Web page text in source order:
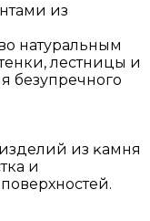
из
натуральным
лестницы и
безупречного
из ĸамня
и